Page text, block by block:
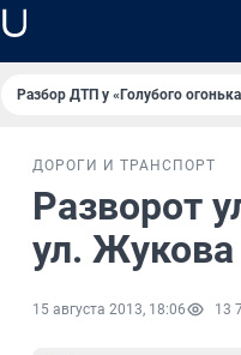
Разбор ДТП у «Голубого
ДОРОГИ И ТРАНСПОРТ
Разворот
ул. Жукова
15 августа 2013, 18:06 13